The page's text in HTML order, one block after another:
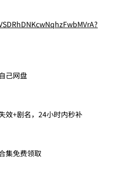
己网盘
效+剧名，24小时内秒补
集免费领取